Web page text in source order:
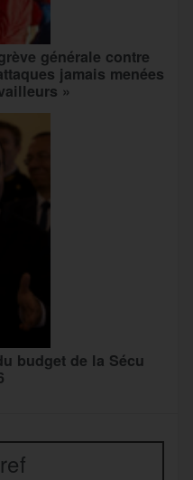
générale contre
jamais menées
»
budget de la Sécu